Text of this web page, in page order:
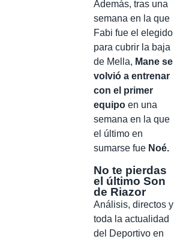
Además, tras una
semana en la que
Fabi fue el elegido
para cubrir la baja
de Mella, Mane se
volvió a entrenar
con el primer
equipo en una
semana en la que
el último en
sumarse fue Noé.
No te pierdas
el último Son
de Riazor
Análisis, directos y
toda la actualidad
del Deportivo en